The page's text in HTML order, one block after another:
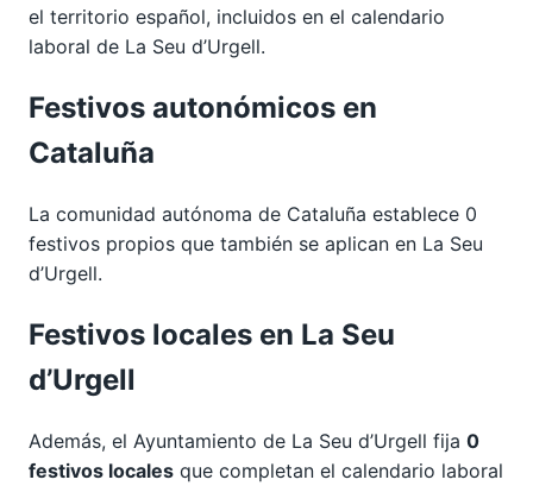
el territorio español, incluidos en el calendario
laboral de La Seu d’Urgell.
Festivos autonómicos en
Cataluña
La comunidad autónoma de Cataluña establece 0
festivos propios que también se aplican en La Seu
d’Urgell.
Festivos locales en La Seu
d’Urgell
Además, el Ayuntamiento de La Seu d’Urgell fija 0
festivos locales que completan el calendario laboral